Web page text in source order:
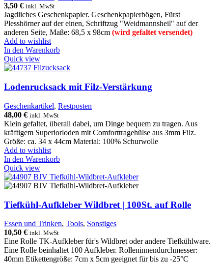
3,50 € inkl. MwSt
Jagdliches Geschenkpapier. Geschenkpapierbögen, Fürst
Plesshörner auf der einen, Schriftzug "Weidmannsheil" auf der
anderen Seite, Maße: 68,5 x 98cm (wird gefaltet versendet)
Add to wishlist
In den Warenkorb
Quick view
Lodenrucksack mit Filz-Verstärkung
Geschenkartikel, Restposten
48,00 € inkl. MwSt
Klein gefaltet, überall dabei, um Dinge bequem zu tragen. Aus
kräftigem Superiorloden mit Comforttragehülse aus 3mm Filz.
Größe: ca. 34 x 44cm Material: 100% Schurwolle
Add to wishlist
In den Warenkorb
Quick view
Tiefkühl-Aufkleber Wildbret | 100St. auf Rolle
Essen und Trinken, Tools, Sonstiges
10,50 € inkl. MwSt
Eine Rolle TK-Aufkleber für's Wildbret oder andere Tiefkühlware.
Eine Rolle beinhaltet 100 Aufkleber. Rolleninnendurchmesser:
40mm Etikettengröße: 7cm x 5cm geeignet für bis zu -25°C